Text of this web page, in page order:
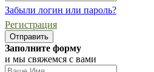
Забыли логин или пароль?
Регистрация
Заполните форму
и мы свяжемся с вами